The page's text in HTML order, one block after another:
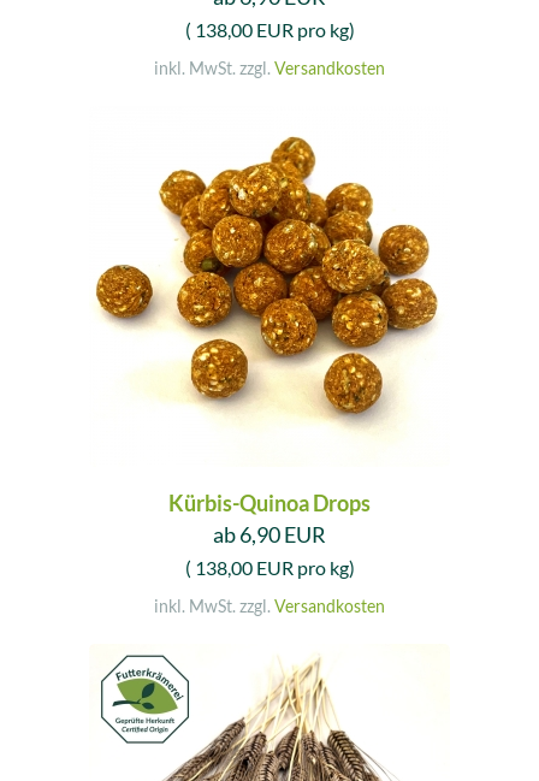
( 138,00 EUR pro kg)
inkl. MwSt. zzgl. Versandkosten
Kürbis-Quinoa Drops
ab 6,90 EUR
( 138,00 EUR pro kg)
inkl. MwSt. zzgl. Versandkosten